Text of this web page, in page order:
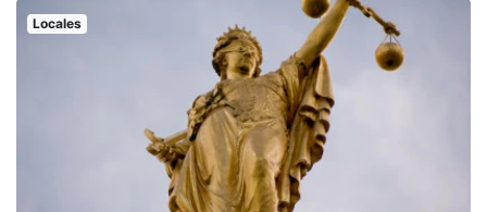
Locales